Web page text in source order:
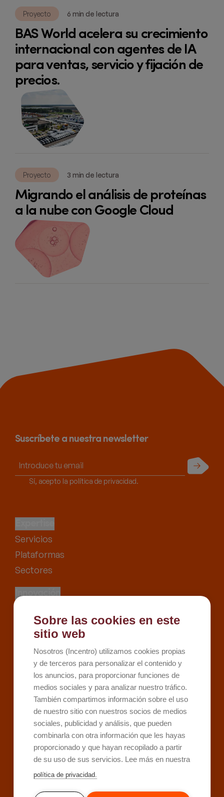
Proyecto 6 min de lectura
BAS World acelera su crecimiento
internacional con agentes de IA
para ventas, servicio y fijación de
precios.
Proyecto 3 min de lectura
Migrando el análisis de proteínas
a la nube con Google Cloud
Suscríbete a nuestra newsletter
Sí, acepto la política de privacidad.
Enviar
Servicios
Plataformas
Sectores
Recursos
Kit Digital
Kit Consulting
Sobre Incentro
Conócenos
Careers
Contacto
Sobre las cookies en este
sitio web
Nosotros (Incentro) utilizamos cookies propias
y de terceros para personalizar el contenido y
los anuncios, para proporcionar funciones de
medios sociales y para analizar nuestro tráfico.
También compartimos información sobre el uso
de nuestro sitio con nuestros socios de medios
sociales, publicidad y análisis, que pueden
combinarla con otra información que les hayas
proporcionado y que hayan recopilado a partir
de su uso de sus servicios. Lee más en nuestra
política de privacidad.